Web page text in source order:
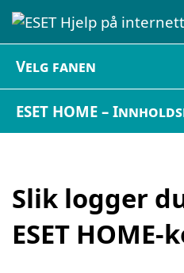
Velg fanen
ESET HOME –
Slik logger
ESET